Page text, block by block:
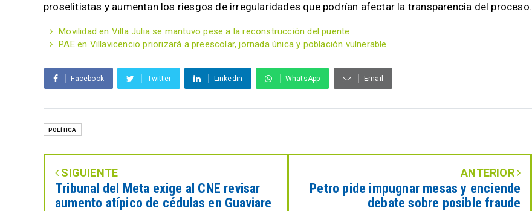
proselitistas y aumentan los riesgos de irregularidades que podrían afectar la transparencia del proceso.
Movilidad en Villa Julia se mantuvo pese a la reconstrucción del puente
PAE en Villavicencio priorizará a preescolar, jornada única y población vulnerable
Facebook Twitter Linkedin WhatsApp Email
POLÍTICA
SIGUIENTE
Tribunal del Meta exige al CNE revisar
aumento atípico de cédulas en Guaviare
ANTERIOR
Petro pide impugnar mesas y enciende
debate sobre posible fraude